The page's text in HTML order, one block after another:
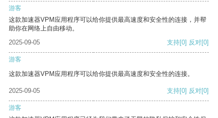
游客
这款加速器VPM应用程序可以给你提供最高速度和安全性的连接，并帮
助你在网络上自由移动。
2025-09-05
支持[0] 反对[0]
游客
这款加速器VPM应用程序可以给你提供最高速度和安全性的连接。
2025-09-05 支持[0] 反对[0]
游客